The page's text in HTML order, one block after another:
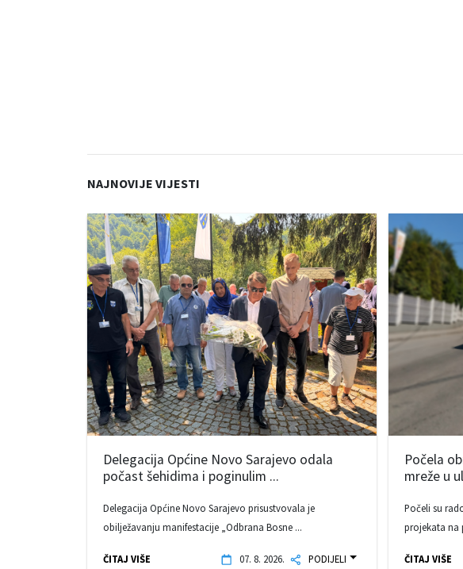
NAJNOVIJE VIJESTI
Delegacija Općine Novo Sarajevo odala
počast šehidima i poginulim ...
Delegacija Općine Novo Sarajevo prisustvovala je
obilježavanju manifestacije „Odbrana Bosne ...
ČITAJ VIŠE 07. 8. 2026. PODIJELI
Počela
mreže u
Počeli su
projekata na
ČITAJ VIŠE